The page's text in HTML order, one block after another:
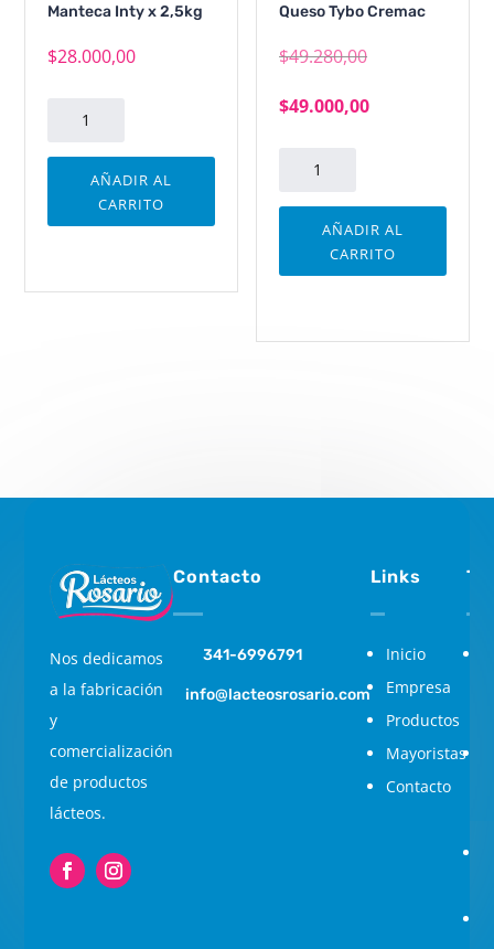
Manteca Inty x 2,5kg
$28.000,00
Manteca
cantidad
AÑADIR AL
CARRITO
Queso Tybo Cremac
$49.280,00El
precio
$49.000,00El
es:
Queso
cantidad
AÑADIR AL
CARRITO
Nos dedicamos
a la fabricación
y
comercialización
de productos
lácteos.
Contacto
341-6996791
info@lacteosrosario.com
Links
Inicio
Empresa
Productos
Mayoristas
Contacto